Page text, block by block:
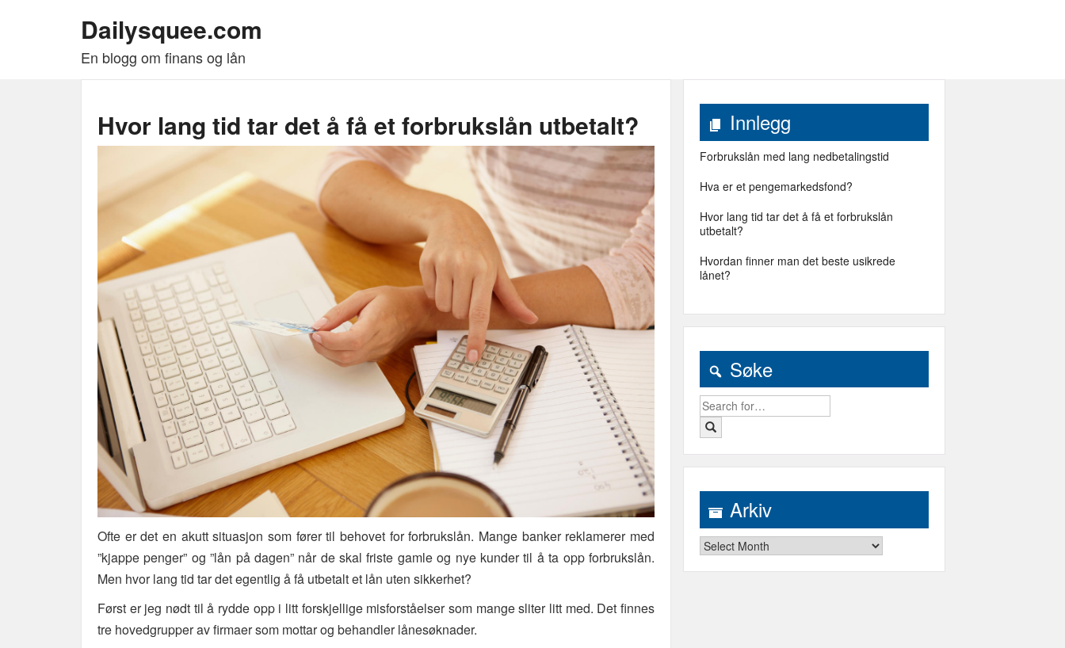
Dailysquee.com
En blogg om finans og lån
Hvor lang tid tar det å få et forbrukslån utbetalt?
Ofte er det en akutt situasjon som fører til behovet for forbrukslån. Mange banker reklamerer med
”kjappe penger” og ”lån på dagen” når de skal friste gamle og nye kunder til å ta opp forbrukslån.
Men hvor lang tid tar det egentlig å få utbetalt et lån uten sikkerhet?
Først er jeg nødt til å rydde opp i litt forskjellige misforståelser som mange sliter litt med. Det finnes
tre hovedgrupper av firmaer som mottar og behandler lånesøknader.
Innlegg
Forbrukslån med lang nedbetalingstid
Hva er et pengemarkedsfond?
Hvor lang tid tar det å få et forbrukslån
utbetalt?
Hvordan finner man det beste usikrede
lånet?
Søke
Search
for:
Arkiv
Arkiv